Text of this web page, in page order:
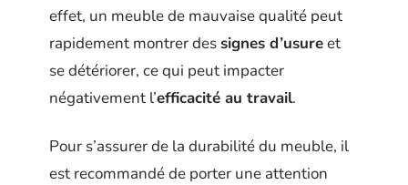
effet, un meuble de mauvaise qualité peut
rapidement montrer dessignes d’usureet
se détériorer, ce qui peut impacter
négativement l’efficacité au travail.
Pour s’assurer de la durabilité du meuble, il
est recommandé de porter une attention